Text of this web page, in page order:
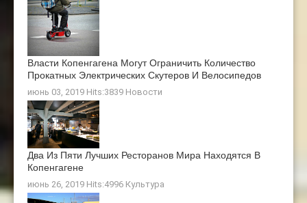
Власти Копенгагена Могут Ограничить Количество
Прокатных Электрических Скутеров И Велосипедов
июнь 03, 2019 Hits:3839 Новости
Два Из Пяти Лучших Ресторанов Мира Находятся В
Копенгагене
июнь 26, 2019 Hits:4996 Культура